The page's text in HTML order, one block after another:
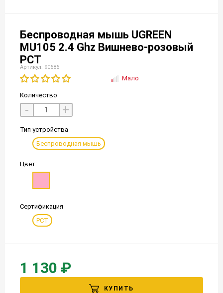
Беспроводная мышь UGREEN
MU105 2.4 Ghz Вишнево-розовый
РСТ
Артикул: 90686
Мало
Количество
- +
Тип устройства
Беспроводная мышь
Цвет:
Сертификация
РСТ
1 130 ₽
КУПИТЬ